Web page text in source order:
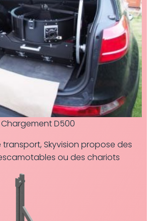
Chargement D500
transport, Skyvision propose des
ou des chariots